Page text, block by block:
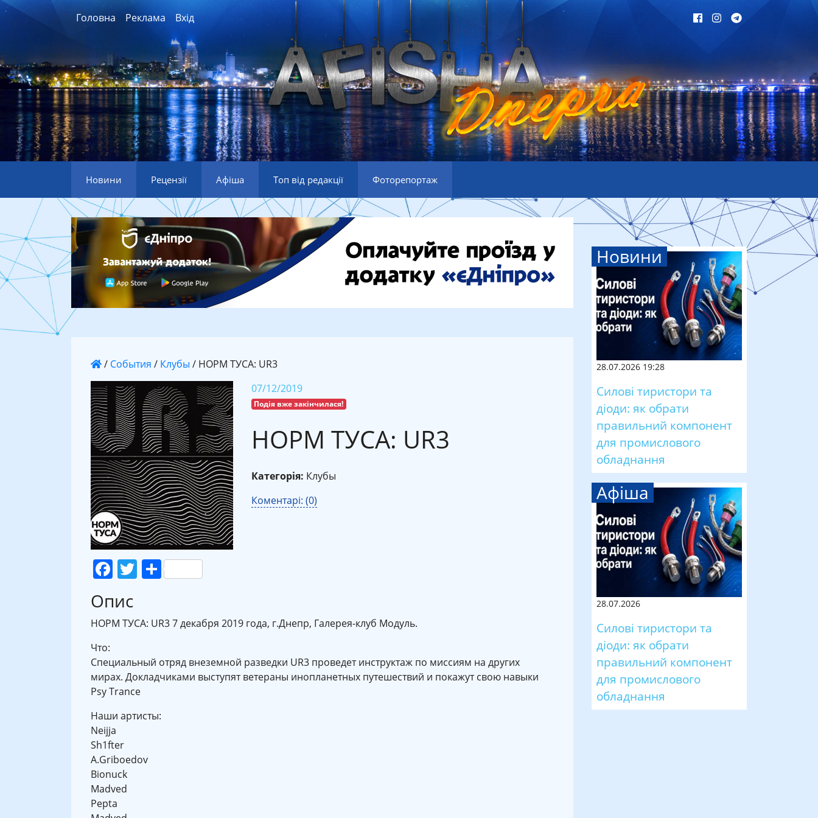
Головна Реклама Вхід
Новини Рецензії Афіша Топ від редакції Фоторепортаж
/ События / Клубы / НОРМ ТУСА: UR3
Facebook
Twitter
Поділитися
07/12/2019
Подія вже закінчилася!
НОРМ ТУСА: UR3
Категорія: Клубы
Коментарі: (0)
Опис
НОРМ ТУСА: UR3 7 декабря 2019 года, г.Днепр, Галерея-клуб Модуль.
Что:
Специальный отряд внеземной разведки UR3 проведет инструктаж по миссиям на других
мирах. Докладчиками выступят ветераны инопланетных путешествий и покажут свою навыки
Psy Trance
Наши артисты:
Neijja
Sh1fter
A.Griboedov
Bionuck
Madved
Pepta
Новини
28.07.2026 19:28
Силові тиристори та
діоди: як обрати
правильний компонент
для промислового
обладнання
Афіша
28.07.2026
Силові тиристори та
діоди: як обрати
правильний компонент
для промислового
обладнання